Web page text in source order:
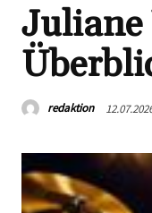
Juliane
redaktion